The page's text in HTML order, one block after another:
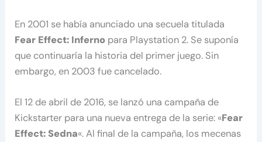
En 2001 se había anunciado una secuela titulada
Fear Effect: Inferno para Playstation 2. Se suponía
que continuaría la historia del primer juego. Sin
embargo, en 2003 fue cancelado.
El 12 de abril de 2016, se lanzó una campaña de
Kickstarter para una nueva entrega de la serie: «Fear
Effect: Sedna«. Al final de la campaña, los mecenas